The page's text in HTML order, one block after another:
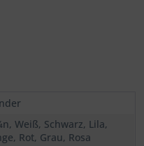
Weiß, Schwarz, Lila,
Rot, Grau, Rosa